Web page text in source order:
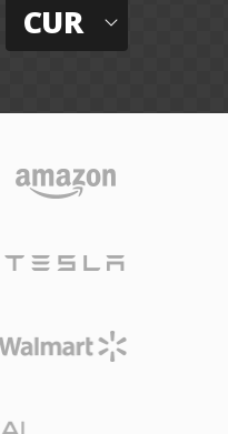
CUR